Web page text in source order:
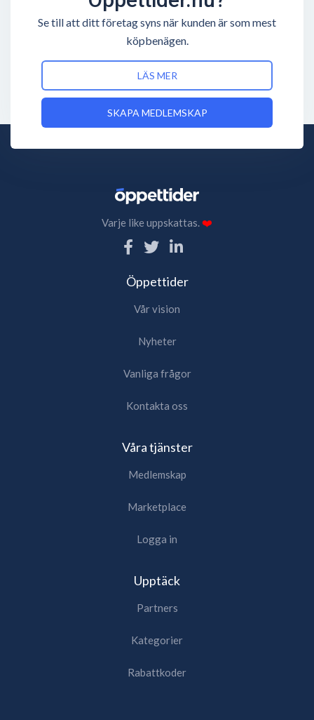
Se till att ditt företag syns när kunden är som mest
köpbenägen.
LÄS MER
SKAPA MEDLEMSKAP
Varje like uppskattas.❤️
Öppettider
Vår vision
Nyheter
Vanliga frågor
Kontakta oss
Våra tjänster
Medlemskap
Marketplace
Logga in
Upptäck
Partners
Kategorier
Rabattkoder